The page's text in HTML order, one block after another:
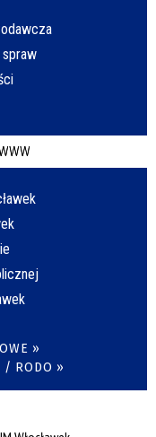
spraw
»
/ RODO »